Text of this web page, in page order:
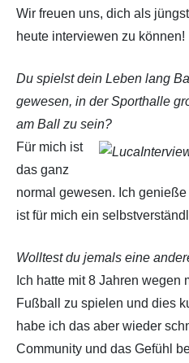
Wir freuen uns, dich als
heute interviewen zu können!
Du spielst dein Leben lang
gewesen, in der Sporthalle
am Ball zu sein?
Für mich ist
das ganz
normal gewesen. Ich genieße
ist für mich ein
Wolltest du jemals eine
Ich hatte mit 8 Jahren wegen
Fußball zu spielen und dies
habe ich das aber wieder
Community und das Gefühl